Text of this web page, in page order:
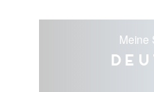
Meine